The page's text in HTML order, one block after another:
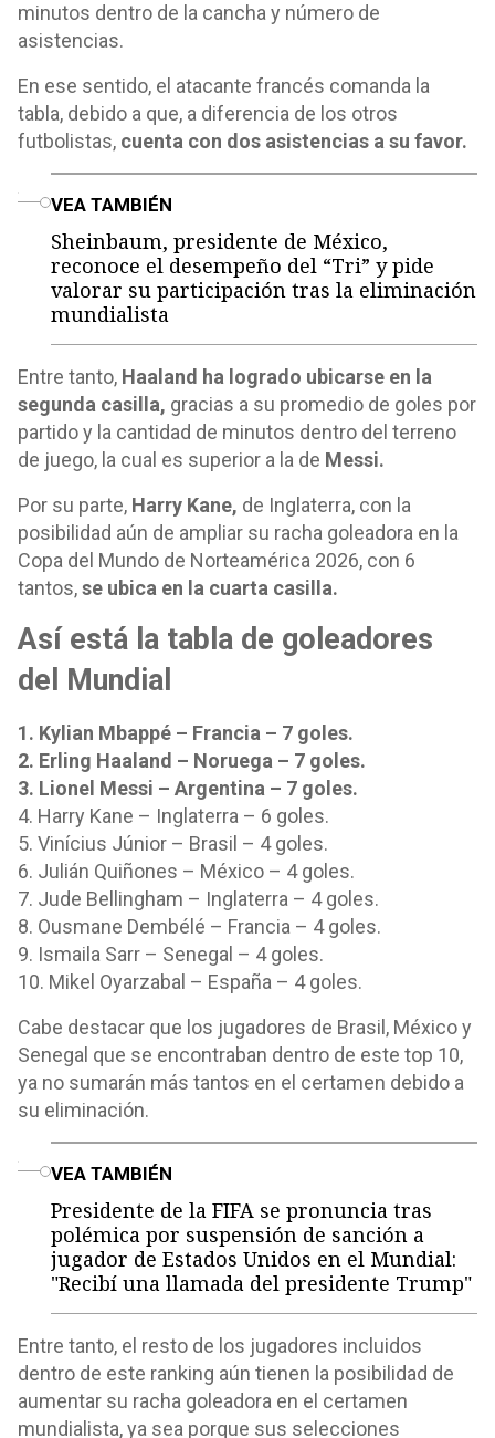
minutos dentro de la cancha y número de
asistencias.
En ese sentido, el atacante francés comanda la
tabla, debido a que, a diferencia de los otros
futbolistas, cuenta con dos asistencias a su favor.
VEA TAMBIÉN
Sheinbaum, presidente de México,
reconoce el desempeño del “Tri” y pide
valorar su participación tras la eliminación
mundialista
Entre tanto, Haaland ha logrado ubicarse en la
segunda casilla, gracias a su promedio de goles por
partido y la cantidad de minutos dentro del terreno
de juego, la cual es superior a la de Messi.
Por su parte, Harry Kane, de Inglaterra, con la
posibilidad aún de ampliar su racha goleadora en la
Copa del Mundo de Norteamérica 2026, con 6
tantos,se ubica en la cuarta casilla.
Así está la tabla de goleadores
del Mundial
1. Kylian Mbappé – Francia – 7 goles.
2. Erling Haaland – Noruega – 7 goles.
3. Lionel Messi – Argentina – 7 goles.
4. Harry Kane – Inglaterra – 6 goles.
5. Vinícius Júnior – Brasil – 4 goles.
6. Julián Quiñones – México – 4 goles.
7. Jude Bellingham – Inglaterra – 4 goles.
8. Ousmane Dembélé – Francia – 4 goles.
9. Ismaila Sarr – Senegal – 4 goles.
10. Mikel Oyarzabal – España – 4 goles.
Cabe destacar que los jugadores de Brasil, México y
Senegal que se encontraban dentro de este top 10,
ya no sumarán más tantos en el certamen debido a
su eliminación.
VEA TAMBIÉN
Presidente de la FIFA se pronuncia tras
polémica por suspensión de sanción a
jugador de Estados Unidos en el Mundial:
"Recibí una llamada del presidente Trump"
Entre tanto, el resto de los jugadores incluidos
dentro de este ranking aún tienen la posibilidad de
aumentar su racha goleadora en el certamen
mundialista, ya sea porque sus selecciones